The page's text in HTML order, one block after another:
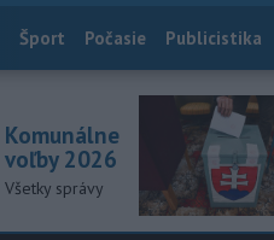
Index
Šport Počasie Publicistika
Komunálne
voľby 2026
Všetky správy